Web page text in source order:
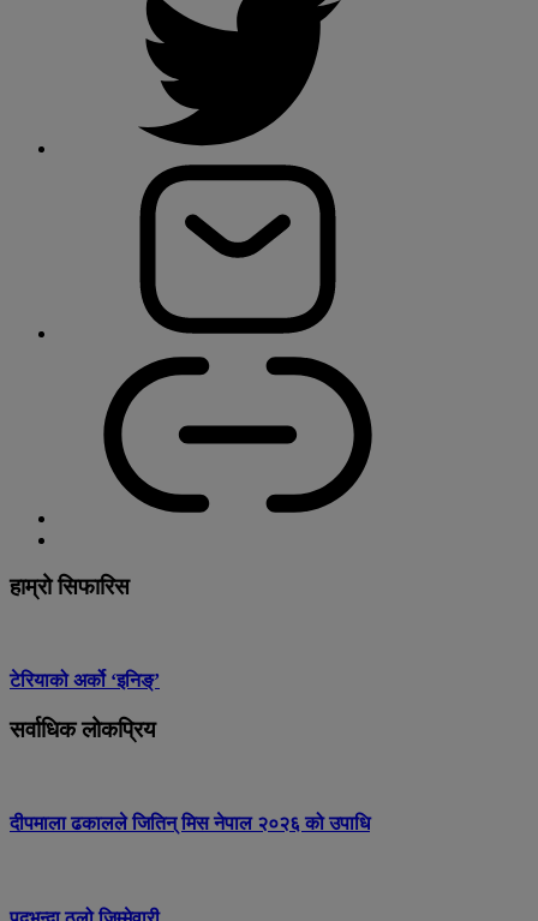
हाम्रो सिफारिस
टेरियाको अर्को ‘इनिङ्’
सर्वाधिक लोकप्रिय
दीपमाला ढकालले जितिन् मिस नेपाल २०२६ को उपाधि